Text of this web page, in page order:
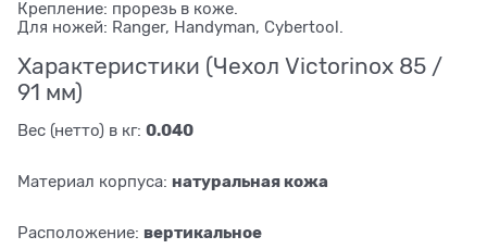
Крепление: прорезь в коже.
Для ножей: Ranger, Handyman, Cybertool.
Характеристики (Чехол Victorinox 85 /
91 мм)
Вес (нетто) в кг: 0.040
Материал корпуса: натуральная кожа
Расположение: вертикальное